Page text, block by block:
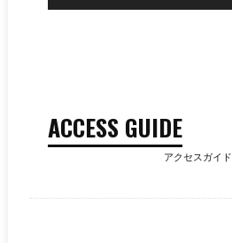
ACCESS GUIDE
アクセスガイド